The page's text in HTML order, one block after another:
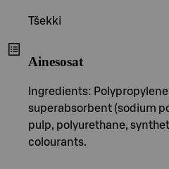
Tšekki
Ainesosat
Ingredients:
superabsorbent (sodium
pulp, polyurethane,
colourants.